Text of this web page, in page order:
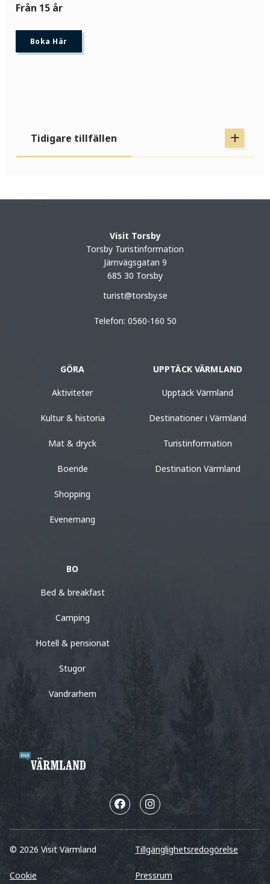
Från 15 år
Boka Här
Tidigare tillfällen
Visit Torsby
Torsby Turistinformation
Järnvägsgatan 9
685 30 Torsby
turist@torsby.se
Telefon: 0560-160 50
GÖRA
Aktiviteter
Kultur & historia
Mat & dryck
Boende
Shopping
Evenemang
UPPTÄCK VÄRMLAND
Upptäck Värmland
Destinationer i Värmland
Turistinformation
Destination Värmland
BO
Bed & breakfast
Camping
Hotell & pensionat
Stugor
Vandrarhem
© 2026 Visit Värmland Tillgänglighetsredogörelse
Cookie Pressrum